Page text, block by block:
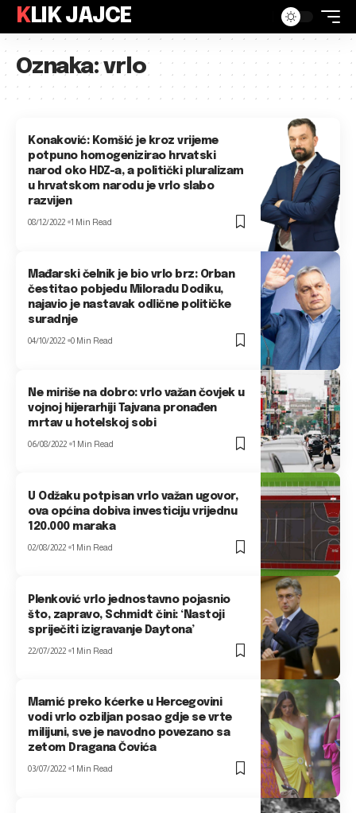
KLIK JAJCE
Oznaka:vrlo
Konaković: Komšić je kroz vrijeme
potpuno homogenizirao hrvatski
narod oko HDZ-a, a politički pluralizam
u hrvatskom narodu je vrlo slabo
razvijen
08/12/2022 1 Min Read
Mađarski čelnik je bio vrlo brz: Orban
čestitao pobjedu Miloradu Dodiku,
najavio je nastavak odlične političke
suradnje
04/10/2022 0 Min Read
Ne miriše na dobro: vrlo važan čovjek u
vojnoj hijerarhiji Tajvana pronađen
mrtav u hotelskoj sobi
06/08/2022 1 Min Read
U Odžaku potpisan vrlo važan ugovor,
ova općina dobiva investiciju vrijednu
120.000 maraka
02/08/2022 1 Min Read
Plenković vrlo jednostavno pojasnio
što, zapravo, Schmidt čini: ‘Nastoji
spriječiti izigravanje Daytona’
22/07/2022 1 Min Read
Mamić preko kćerke u Hercegovini
vodi vrlo ozbiljan posao gdje se vrte
milijuni, sve je navodno povezano sa
zetom Dragana Čovića
03/07/2022 1 Min Read